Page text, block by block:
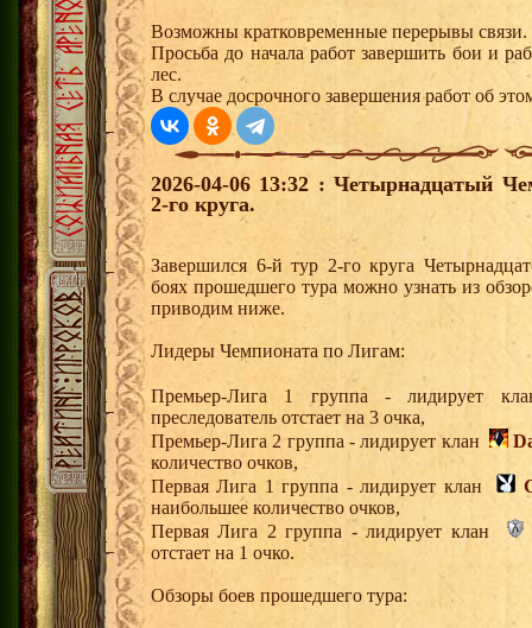
Возможны кратковременные перерывы связи.
Просьба до начала работ завершить бои и
лес.
В случае досрочного завершения работ об
2026-04-06 13:32 : Четырнадцатый
2-го круга.
Завершился 6-й тур 2-го круга
боях прошедшего тура можно узнать из
приводим ниже.
Лидеры Чемпионата по Лигам:
Премьер-Лига 1 группа - лидирует
преследователь отстает на 3 очка,
Премьер-Лига 2 группа - лидирует клан
количество очков,
Первая Лига 1 группа - лидирует клан
наибольшее количество очков,
Первая Лига 2 группа - лидирует клан
отстает на 1 очко.
Обзоры боев прошедшего тура: